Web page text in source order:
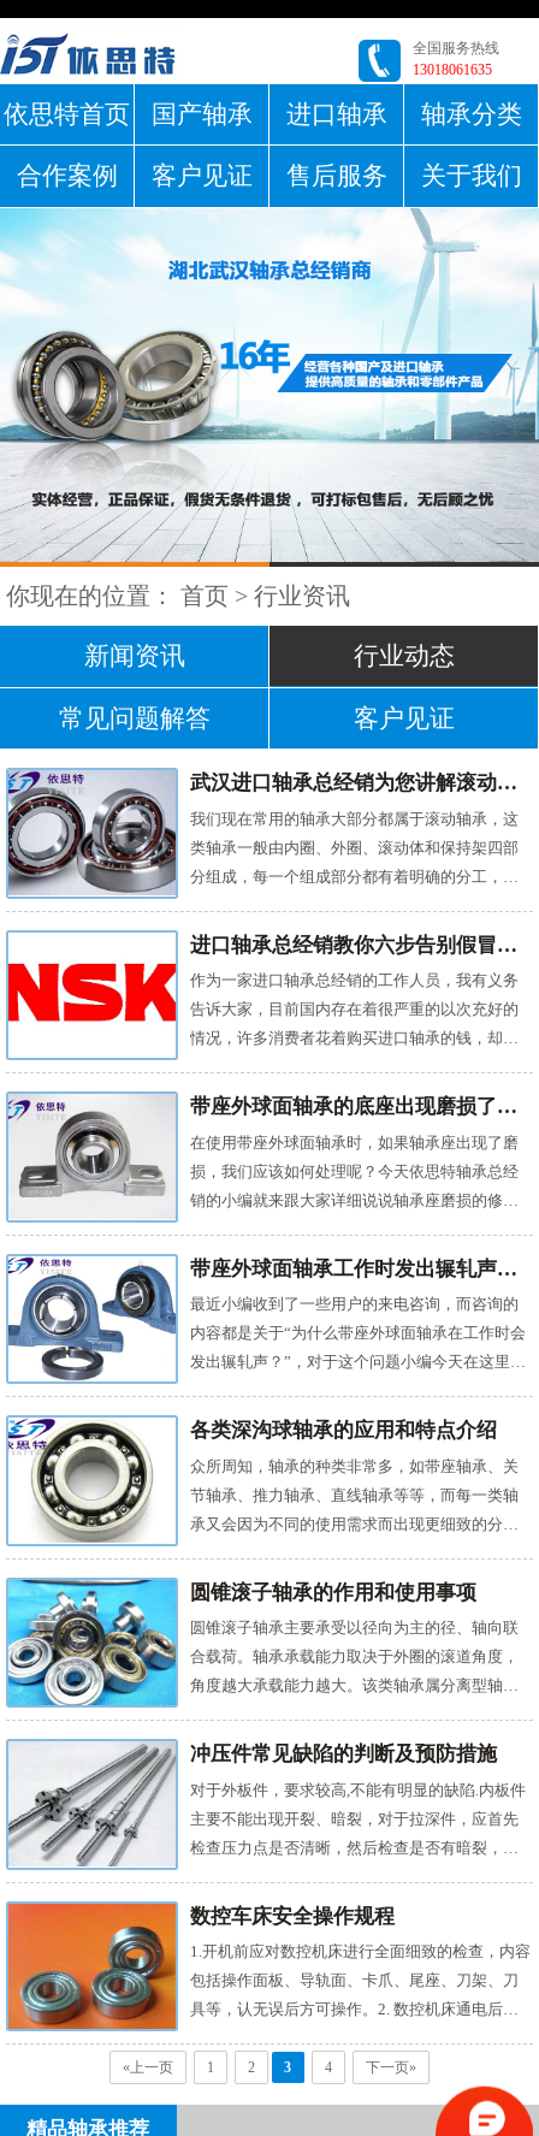
全国服务热线
13018061635
依思特首页 国产轴承 进口轴承 轴承分类
合作案例 客户见证 售后服务 关于我们
你现在的位置： 首页 > 行业资讯
新闻资讯 行业动态
常见问题解答 客户见证
武汉进口轴承总经销为您讲解滚动轴承的基础知识
我们现在常用的轴承大部分都属于滚动轴承，这
类轴承一般由内圈、外圈、滚动体和保持架四部
分组成，每一个组成部分都有着明确的分工，不
汉进口轴承总经销的张总就来跟大家详细介绍一
类前，我们要先了解一下一般滚动轴承各组成部
件的具体作用，只有这样才能对其分类产品进行
更深一步的了解。滚动轴承的组成部件中，内圈
的作用是与轴相配合并...
进口轴承总经销教你六步告别假冒伪劣进口轴承
作为一家进口轴承总经销的工作人员，我有义务
告诉大家，目前国内存在着很严重的以次充好的
情况，许多消费者花着购买进口轴承的钱，却只
上当受骗，那么我们应该掌握哪些知识呢？关于
年的经验所得跟大家做下分享。很多人说正品进
口轴承和假冒进口轴承在包装和外形上都做到一
模一样了，这该如何分辨呢？其实如果你仔细观
察，能发现它们两者之间...
带座外球面轴承的底座出现磨损了怎么办？
在使用带座外球面轴承时，如果轴承座出现了磨
损，我们应该如何处理呢？今天依思特轴承总经
销的小编就来跟大家详细说说轴承座磨损的修复
带座外球面轴承的底座在使用时会经常出现磨损
的故障，造成更大的损失。对此，传统的处理方
法是采用堆焊机加工来进行修复，而堆焊会使带
座外球面轴承的表面达到很高的温度，造成部件
变形或产生裂纹，...
带座外球面轴承工作时发出辗轧声怎么办？
最近小编收到了一些用户的来电咨询，而咨询的
内容都是关于“为什么带座外球面轴承在工作时会
发出辗轧声？”，对于这个问题小编今天在这里跟
纯径向负荷时，会因为径向游隙增大而发出辗轧
轴承还会在某一特定的转速范围内发出辗轧声。
解决的方法则是对外圈滚道采取特殊的加工方法
可以防止辗轧声的出现，必要时可选用这种轴
承，或适当减少轴承的...
各类深沟球轴承的应用和特点介绍
众所周知，轴承的种类非常多，如带座轴承、关
节轴承、推力轴承、直线轴承等等，而每一类轴
承又会因为不同的使用需求而出现更细致的分
几个常见分类产品的应用和特点。 目前市面上常
密封圈的深沟球轴承、带止动槽的深沟球轴承、
带装球缺口的单列深沟球轴承等。它们每一类都
有自己的使用特点和使用范围，下面我们就来对
它们做下简单的介绍。 ...
圆锥滚子轴承的作用和使用事项
圆锥滚子轴承主要承受以径向为主的径、轴向联
合载荷。轴承承载能力取决于外圈的滚道角度，
角度越大承载能力越大。该类轴承属分离型轴
四列圆锥滚子轴承。单列圆锥滚子轴承游隙需用
已在产品出厂时依据用户要求给定，不须用 户调
整。圆锥滚子轴承有圆锥形内圈和外圈滚道，圆
锥滚子排列在两者之间。所有圆锥表面的投影线
都在轴承轴线的同一点...
冲压件常见缺陷的判断及预防措施
对于外板件，要求较高,不能有明显的缺陷.内板件
主要不能出现开裂、暗裂，对于拉深件，应首先
检查压力点是否清晰，然后检查是否有暗裂，然
料质量低劣；B冲模的安装调整、使用不当；C操
证条料按一定的间隙送料；D冲模由于长期使用，
发生间隙变化或本身工作零件及导向零件磨损；E
冲模由于受冲击振动时间过长紧固零件松动使冲
模各...
数控车床安全操作规程
1.开机前应对数控机床进行全面细致的检查，内容
包括操作面板、导轨面、卡爪、尾座、刀架、刀
具等，认无误后方可操作。2. 数控机床通电后，
有无异常现象。3. 程序输入后，应仔细核对代
码、地址、数值、正负号、小数点进行认真的核
对。4. 正确测量和计算工件坐标系。并对所得结
«上一页 1 2 3 4 下一页»
精品轴承推荐